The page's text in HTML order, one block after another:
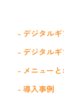
- デジタル
- デジタル
- メニュー
- 導入事例